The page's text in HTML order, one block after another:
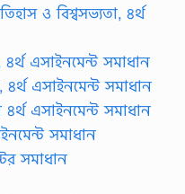
ও বিশ্বসভ্যতা, ৪র্থ
এসাইনমেন্ট সমাধান
৪র্থ এসাইনমেন্ট সমাধান
৪র্থ এসাইনমেন্ট সমাধান
সমাধান
সমাধান